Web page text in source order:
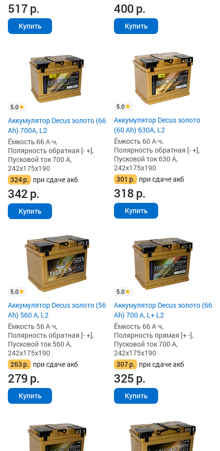
517р.
Купить
400р.
Купить
5.0
Аккумулятор Decus золото (66
Ah) 700A, L2
Ёмкость 66 А·ч,
Полярность обратная [- +],
Пусковой ток 700 А,
242x175x190
324р. при сдаче акб
342р.
Купить
5.0
Аккумулятор Decus золото
(60 Ah) 630A, L2
Ёмкость 60 А·ч,
Полярность обратная [- +],
Пусковой ток 630 А,
242x175x190
301 р. при сдаче акб
318р.
Купить
5.0
Аккумулятор Decus золото (56
Ah) 560 А, L2
Ёмкость 56 А·ч,
Полярность обратная [- +],
Пусковой ток 560 А,
242x175x190
263р. при сдаче акб
279р.
Купить
5.0
Аккумулятор Decus золото (66
Ah) 700 А, L+ L2
Ёмкость 66 А·ч,
Полярность прямая [+ -],
Пусковой ток 700 А,
242x175x190
307р. при сдаче акб
325р.
Купить